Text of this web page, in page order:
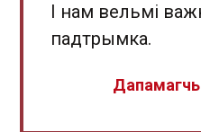
І нам вельмі
падтрымка.